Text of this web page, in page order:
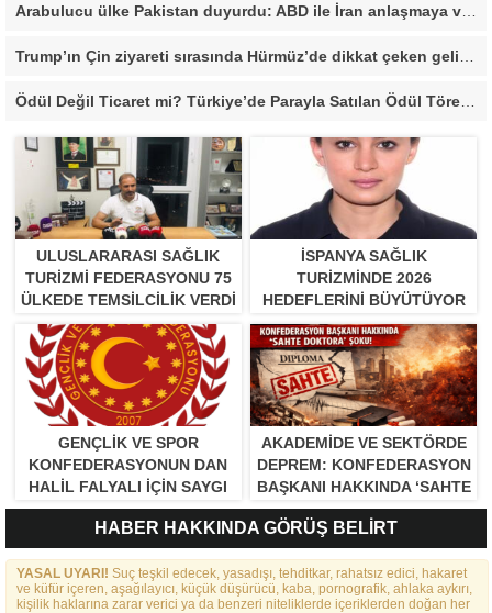
Arabulucu ülke Pakistan duyurdu: ABD ile İran anlaşmaya vardı
Ödül Değil Ticaret mi? Türkiye’de Parayla Satılan Ödül Törenleri Tartışma Yarattı”
ULUSLARARASI SAĞLIK
TURIZMI FEDERASYONU 75
ÜLKEDE TEMSILCILIK VERDI
İSPANYA SAĞLIK
TURIZMINDE 2026
HEDEFLERINI BÜYÜTÜYOR
GENÇLİK VE SPOR
KONFEDERASYONUN DAN
HALİL FALYALI İÇİN SAYGI
MESAJI YAYINLADI
AKADEMİDE VE SEKTÖRDE
DEPREM: KONFEDERASYON
BAŞKANI HAKKINDA ‘SAHTE
DOKTORA’ ŞOKU!
HABER HAKKINDA GÖRÜŞ BELİRT
YASAL UYARI! Suç teşkil edecek, yasadışı, tehditkar, rahatsız edici, hakaret
ve küfür içeren, aşağılayıcı, küçük düşürücü, kaba, pornografik, ahlaka aykırı,
kişilik haklarına zarar verici ya da benzeri niteliklerde içeriklerden doğan her